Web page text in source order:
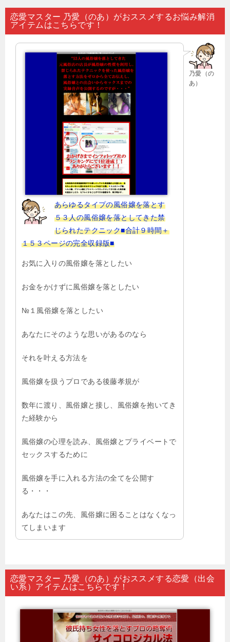
ナ
ビ
恋愛マスター 乃愛（のあ）がおススメするお悩み解消
アイテムはこちらです！
乃愛（の
あ）
あらゆるタイプの風俗嬢を落とす
５３人の風俗嬢を落としてきた禁
じられたテクニック■合計９時間＋
１５３ページの完全収録版■
お気に入りの風俗嬢を落としたい
お金をかけずに風俗嬢を落としたい
№１風俗嬢を落としたい
あなたにそのような思いがあるのなら
それを叶える方法を
風俗嬢を扱うプロである後藤孝規が
数年に渡り、風俗嬢と接し、風俗嬢を抱いてき
た経験から
風俗嬢の心理を読み、風俗嬢とプライベートで
セックスするために
風俗嬢を手に入れる方法の全てを公開す
る・・・
あなたはこの先、風俗嬢に困ることはなくなっ
てしまいます
恋愛マスター 乃愛（のあ）がおススメする恋愛（出会
い系）アイテムはこちらです！